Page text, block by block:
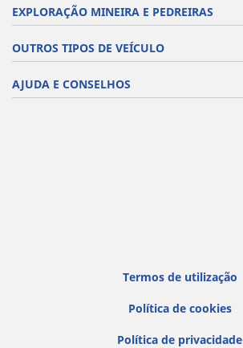
EXPLORAÇÃO MINEIRA E PEDREIRAS
OUTROS TIPOS DE VEÍCULO
AJUDA E CONSELHOS
Termos de utilização
Política de cookies
Política de privacidade